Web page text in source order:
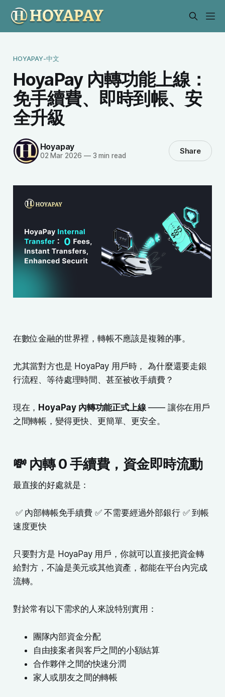
HOYAPAY-中文
HoyaPay 內轉功能上線：
免手續費、即時到帳、安
全升級
Hoyapay
02 Mar 2026 —3 min read Share
在數位金融的世界裡，轉帳不應該是複雜的事。
尤其當對方也是 HoyaPay 用戶時， 為什麼還要走銀
行流程、等待處理時間、甚至被收手續費？
現在， HoyaPay 內轉功能正式上線—— 讓你在用戶
之間轉帳，變得更快、更簡單、更安全。
💸 內轉 0 手續費，資金即時流動
最直接的好處就是：
✅ 內部轉帳免手續費 ✅ 不需要經過外部銀行 ✅ 到帳
速度更快
只要對方是 HoyaPay 用戶，你就可以直接把資金轉
給對方，不論是美元或其他資產，都能在平台內完成
流轉。
對於常有以下需求的人來說特別實用：
團隊內部資金分配
自由接案者與客戶之間的小額結算
合作夥伴之間的快速分潤
家人或朋友之間的轉帳